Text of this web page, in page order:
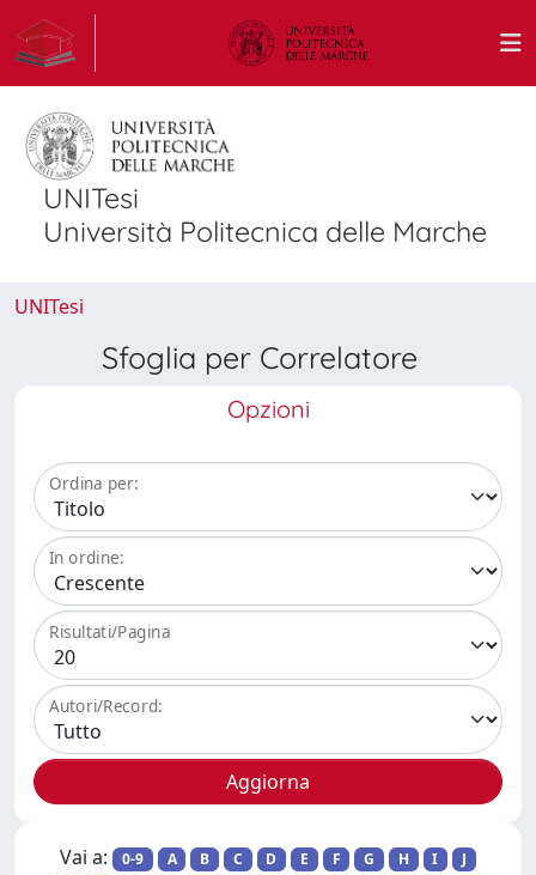
UNITesi
Università Politecnica delle Marche
UNITesi
Sfoglia per Correlatore
Opzioni
Ordina per:
In ordine:
Risultati/Pagina
Autori/Record:
Vai a: 0-9 A B C D E F G H I
J